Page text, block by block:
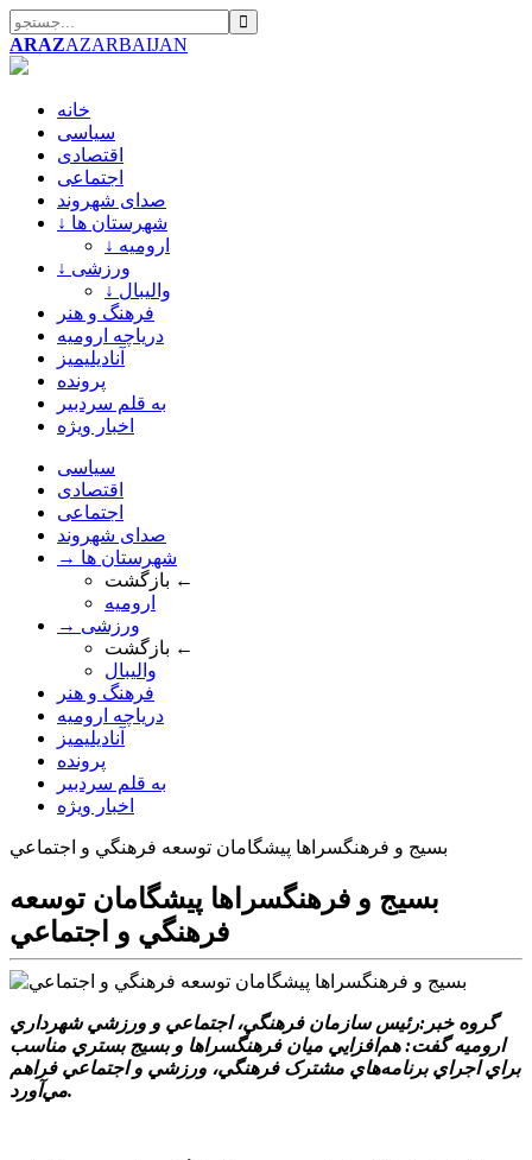
ARAZAZARBAIJAN
خانه
سیاسی
اقتصادی
اجتماعی
صدای شهروند
↓ شهرستان ها
↓ ارومیه
↓ ورزشی
↓ والیبال
فرهنگ و هنر
دریاچه ارومیه
آنادیلیمیز
پرونده
به قلم سردبیر
اخبار ویژه
سیاسی
اقتصادی
اجتماعی
صدای شهروند
→ شهرستان ها
بازگشت ←
ارومیه
→ ورزشی
بازگشت ←
والیبال
فرهنگ و هنر
دریاچه ارومیه
آنادیلیمیز
پرونده
به قلم سردبیر
اخبار ویژه
بسيج و فرهنگسراها پيشگامان توسعه فرهنگي و اجتماعي
بسيج و فرهنگسراها پيشگامان توسعه
فرهنگي و اجتماعي
گروه خبر:رئيس سازمان فرهنگي، اجتماعي و ورزشي شهرداري
اروميه گفت: هم‌افزايي ميان فرهنگسراها و بسيج بستري مناسب
براي اجراي برنامه‌هاي مشترک فرهنگي، ورزشي و اجتماعي فراهم
مي‌آورد.